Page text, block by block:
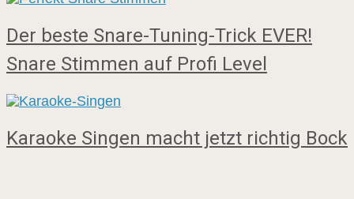
Der beste Snare-Tuning-Trick EVER!
Snare Stimmen auf Profi Level
Karaoke Singen macht jetzt richtig Bock